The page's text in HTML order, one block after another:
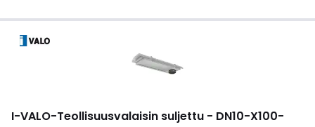
I-VALO-Teollisuusvalaisin suljettu - DN10-X100-